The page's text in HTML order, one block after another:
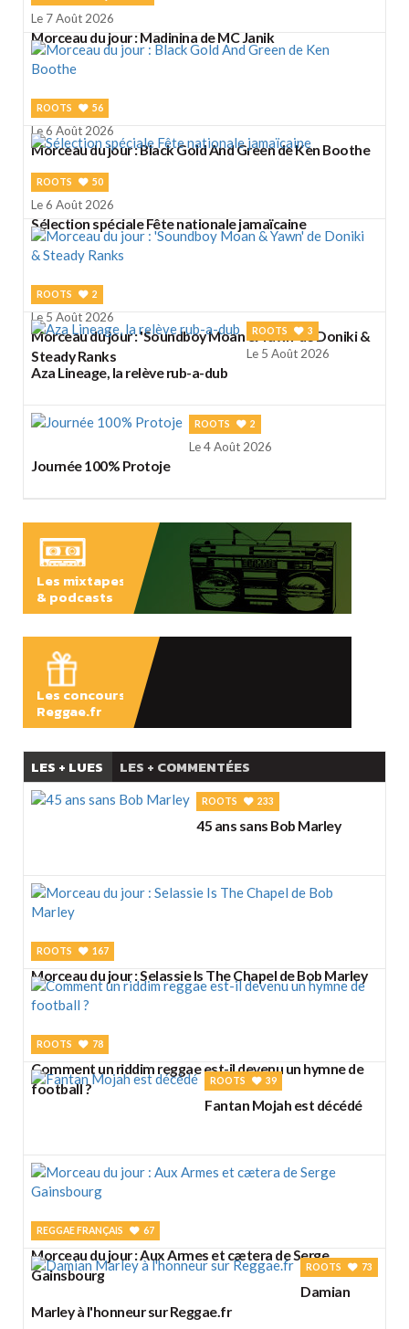
Le 7 Août 2026
Morceau du jour : Madinina de MC Janik
ROOTS 56
Le 6 Août 2026
Morceau du jour : Black Gold And Green de Ken Boothe
ROOTS 50
Le 6 Août 2026
Sélection spéciale Fête nationale jamaïcaine
ROOTS 2
Le 5 Août 2026
Morceau du jour : 'Soundboy Moan & Yawn' de Doniki &
Steady Ranks
ROOTS 3
Le 5 Août 2026
Aza Lineage, la relève rub-a-dub
ROOTS 2
Le 4 Août 2026
Journée 100% Protoje
Les mixtapes
& podcasts
Les concours
Reggae.fr
LES + LUES LES + COMMENTÉES
ROOTS 233
45 ans sans Bob Marley
ROOTS 167
Morceau du jour : Selassie Is The Chapel de Bob Marley
ROOTS 78
Comment un riddim reggae est-il devenu un hymne de
football ?
ROOTS 39
Fantan Mojah est décédé
REGGAE FRANÇAIS 67
Morceau du jour : Aux Armes et cætera de Serge
Gainsbourg
ROOTS 73
Damian
Marley à l'honneur sur Reggae.fr